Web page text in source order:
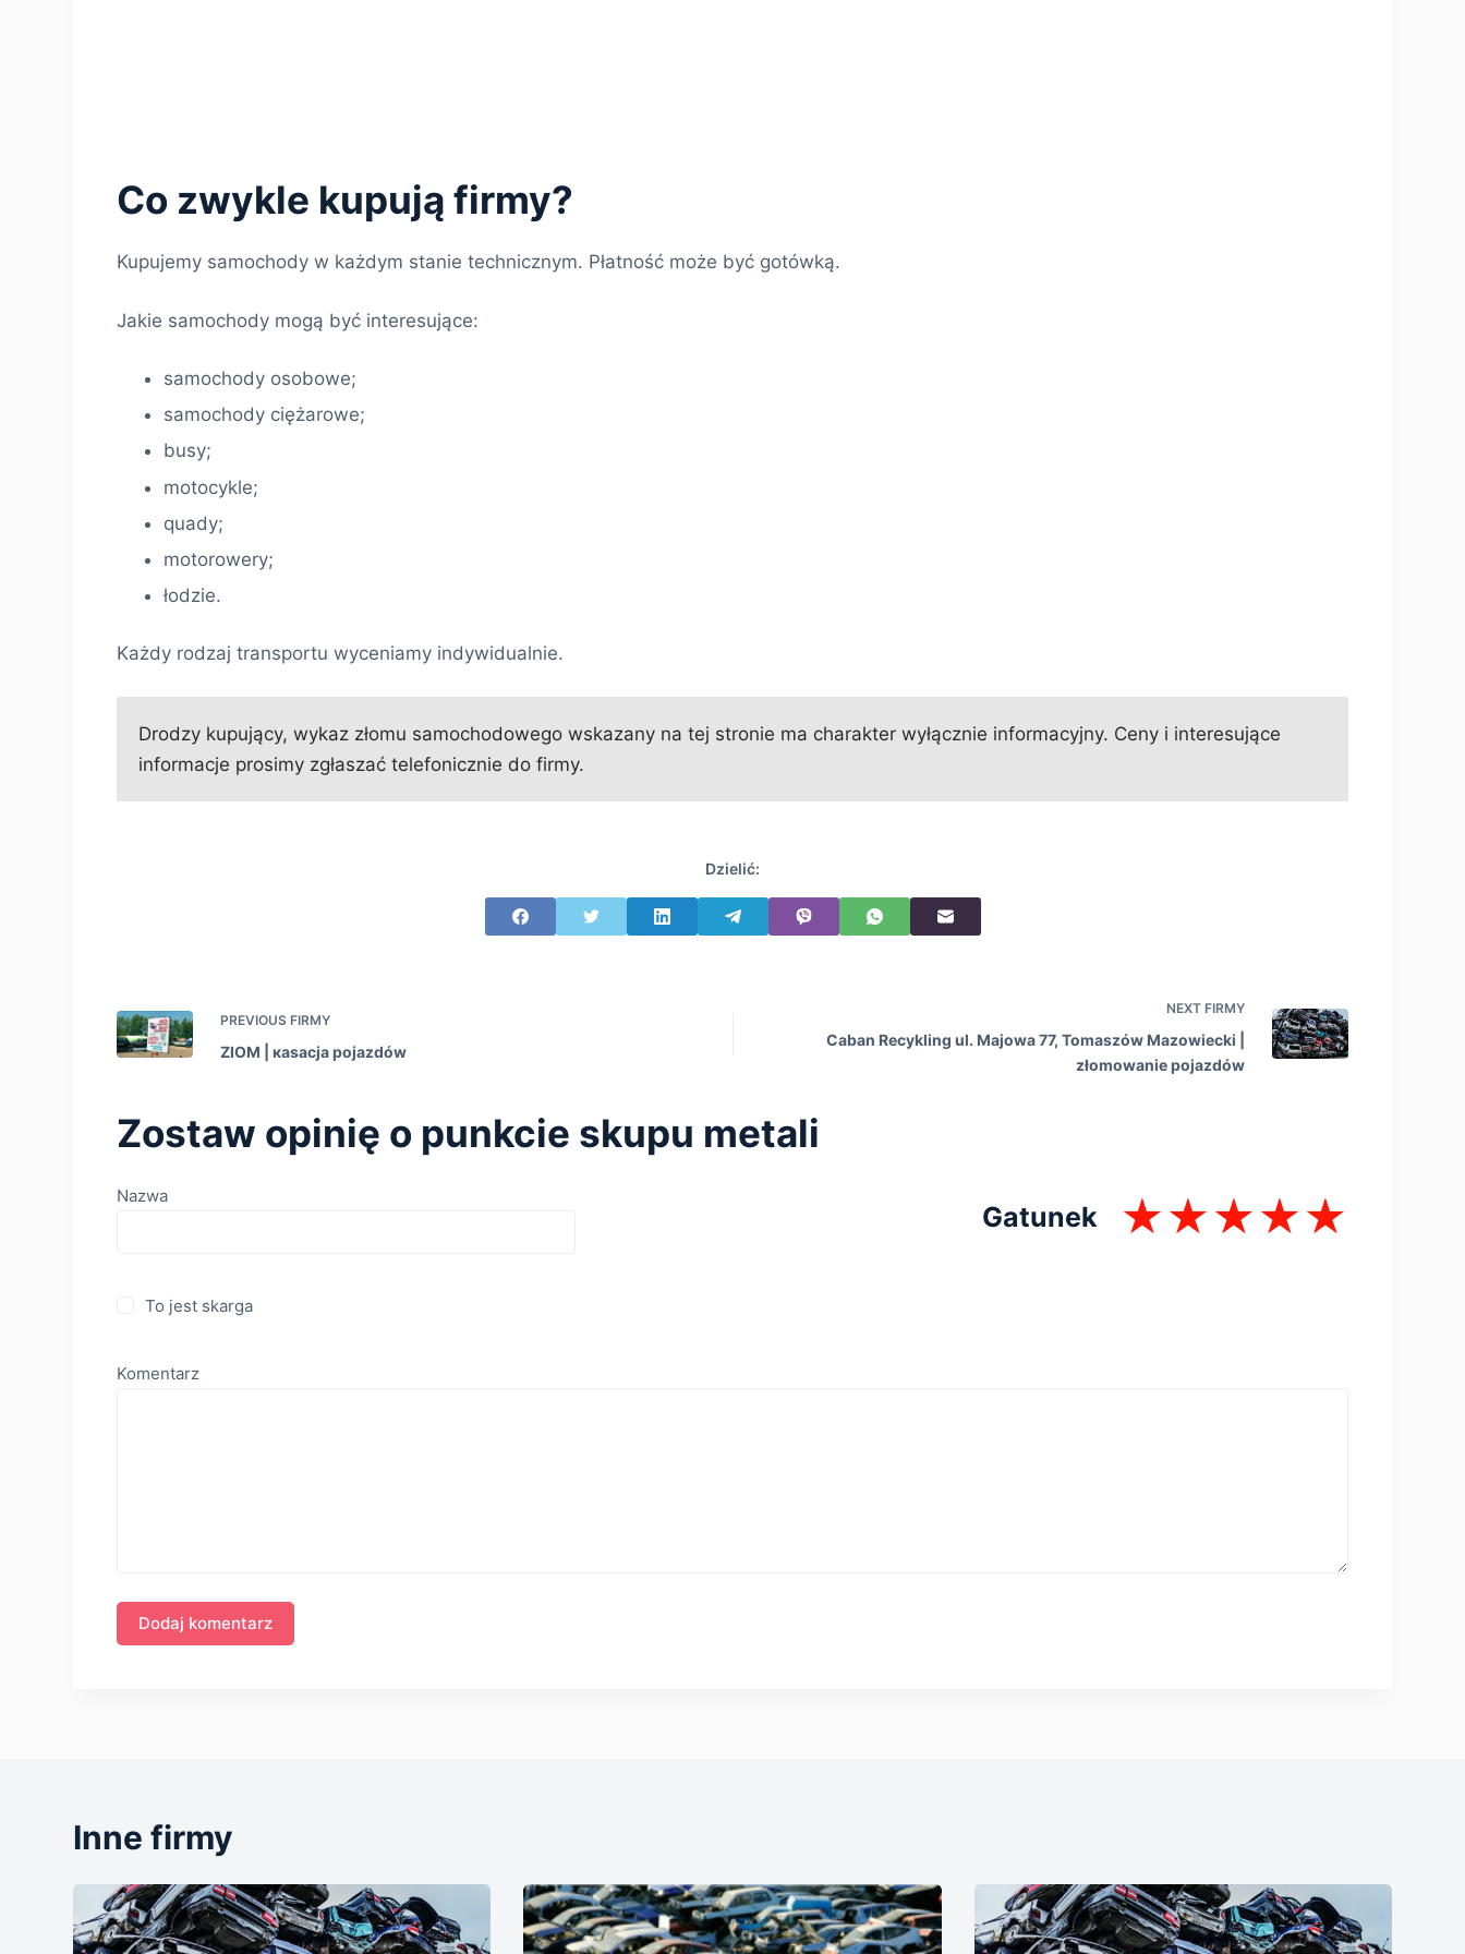
Co zwykle kupują firmy?
Kupujemy samochody w każdym stanie technicznym. Płatność może być gotówką.
Jakie samochody mogą być interesujące:
samochody osobowe;
samochody ciężarowe;
busy;
motocykle;
quady;
motorowery;
łodzie.
Każdy rodzaj transportu wyceniamy indywidualnie.
Drodzy kupujący, wykaz złomu samochodowego wskazany na tej stronie ma charakter wyłącznie informacyjny. Ceny i interesujące
informacje prosimy zgłaszać telefonicznie do firmy.
Dzielić:
PREVIOUS FIRMY
ZIOM | кasacja pojazdów
NEXT FIRMY
Caban Recykling ul. Majowa 77, Tomaszów Mazowiecki |
złomowanie pojazdów
Zostaw opinię o punkcie skupu metali
Nazwa
Gatunek
To jest skarga
Komentarz
Inne firmy